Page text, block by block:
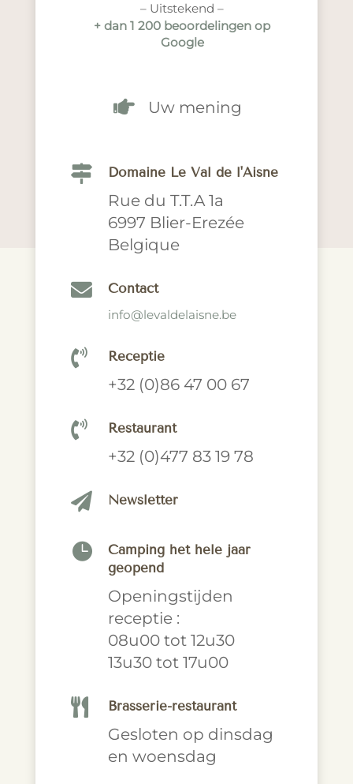
– Uitstekend –
+ dan 1 200 beoordelingen op
Google
 Uw mening
 Domaine Le Val de l'Aisne
Rue du T.T.A 1a
6997 Blier-Erezée
Belgique
 Contact
info@levaldelaisne.be
 Receptie
+32 (0)86 47 00 67
 Restaurant
+32 (0)477 83 19 78
 Newsletter

Camping het hele jaar
geopend
Openingstijden
receptie :
08u00 tot 12u30
13u30 tot 17u00
 Brasserie-restaurant
Gesloten op dinsdag
en woensdag